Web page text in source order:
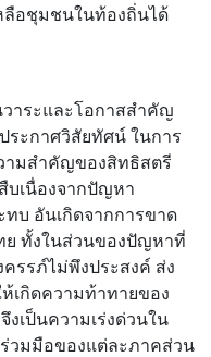
หลือชุมชนในท้องถิ่นได้
วาระและโอกาสสำคัญ
ะกาศวิสัยทัศน์ ในการ
ามสำคัญของสิทธิสตรี
เนื่องจากปัญหา
ทบ อันเกิดจากการขาด
ย ทั้งในส่วนของปัญหาที่
ครรภ์ไม่พึงประสงค์ ส่ง
เกิดความท้าทายของ
เป็นความเร่งด่วนใน
วมมือของแต่ละภาคส่วน